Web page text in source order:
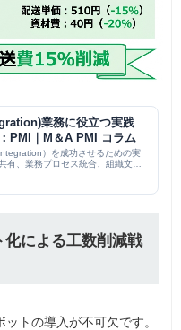
業務に役立つ実践
PMI｜M＆A PMI コラム
）を成功させるための実
有、業務プロセス統合、組織文化
による工数削減戦
トの導入が不可欠です。